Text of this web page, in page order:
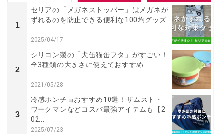
1
セリアの「メガネストッパー」はメガネが
ずれるのを防止できる便利な100均グッズ
2025/04/17
2
シリコン製の「犬缶猫缶フタ」がすごい！
全3種類の大きさに使えておすすめ
2021/05/28
3
冷感ポンチョおすすめ10選！ザムスト・
ワークマンなどコスパ最強アイテムも【2
02...
2025/07/23